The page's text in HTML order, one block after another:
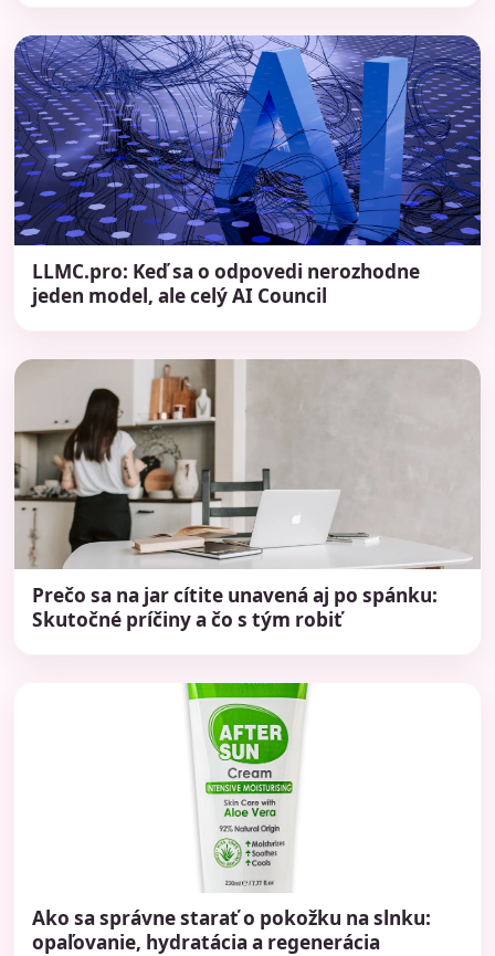
LLMC.pro: Keď sa o odpovedi nerozhodne
jeden model, ale celý AI Council
Prečo sa na jar cítite unavená aj po spánku:
Skutočné príčiny a čo s tým robiť
Ako sa správne starať o pokožku na slnku:
opaľovanie, hydratácia a regenerácia